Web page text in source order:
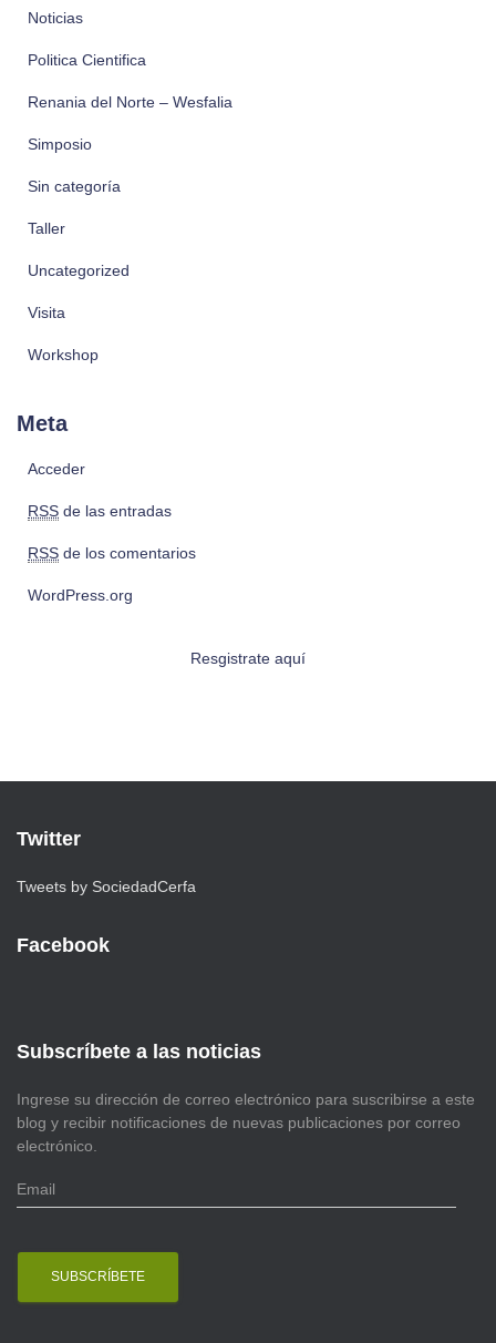
Noticias
Politica Cientifica
Renania del Norte – Wesfalia
Simposio
Sin categoría
Taller
Uncategorized
Visita
Workshop
Meta
Acceder
RSS de las entradas
RSS de los comentarios
WordPress.org
Resgistrate aquí
Twitter
Tweets by SociedadCerfa
Facebook
Subscríbete a las noticias
Ingrese su dirección de correo electrónico para suscribirse a este
blog y recibir notificaciones de nuevas publicaciones por correo
electrónico.
E
m
i